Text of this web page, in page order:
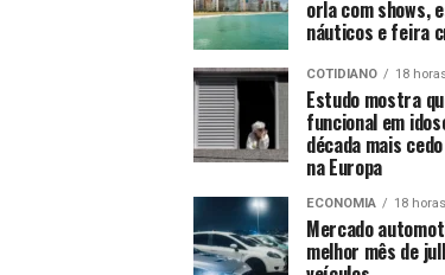
orla com shows,
náuticos e feira
COTIDIANO 18
Estudo mostra
funcional em
década mais
na Europa
ECONOMIA 18
Mercado
melhor mês de